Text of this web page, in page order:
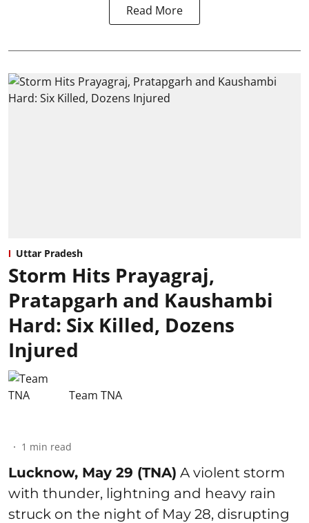
Read More
Uttar Pradesh
Storm Hits Prayagraj,
Pratapgarh and Kaushambi
Hard: Six Killed, Dozens
Injured
Team TNA
1 min read
Lucknow, May 29 (TNA) A violent storm
with thunder, lightning and heavy rain
struck on the night of May 28, disrupting